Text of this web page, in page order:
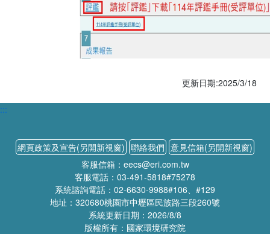
更新日期:2025/3/18
:::
網頁政策及宣告(另開新視窗) 聯絡我們 意見信箱(另開新視窗)
客服信箱：eecs@eri.com.tw
客服電話：03-491-5818#75278
系統諮詢電話：02-6630-9988#106、#129
地址：320680桃園市中壢區民族路三段260號
系統更新日期：2026/8/8
版權所有：國家環境研究院